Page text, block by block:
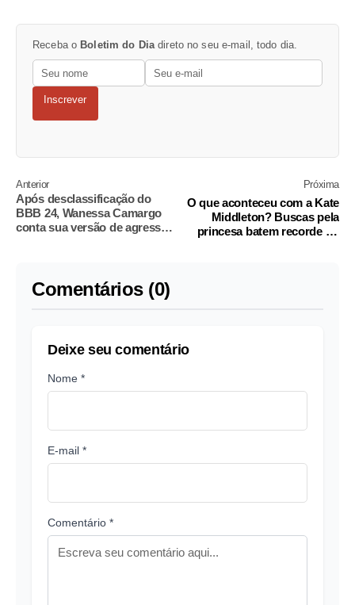
Receba o Boletim do Dia direto no seu e-mail, todo dia.
Inscrever
Anterior
Após desclassificação do
BBB 24, Wanessa Camargo
conta sua versão de agressão
Próxima
O que aconteceu com a Kate
Middleton? Buscas pela
princesa batem recorde no
Comentários (0)
Deixe seu comentário
Nome *
E-mail *
Comentário *